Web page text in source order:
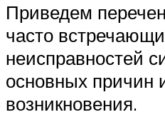
Приведем
часто
неисправностей
основных причин
возникновения.